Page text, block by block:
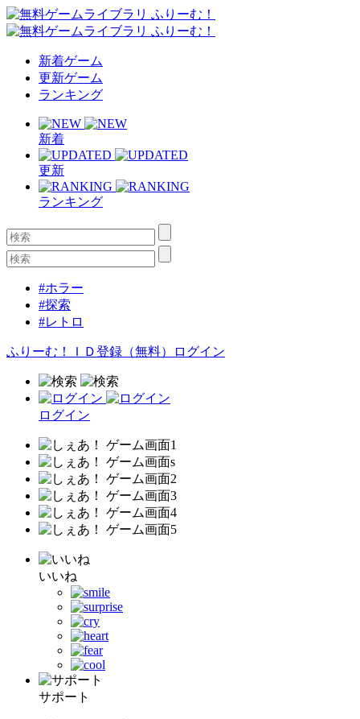
新着ゲーム
更新ゲーム
ランキング
新着
更新
ランキング
#ホラー
#探索
#レトロ
ふりーむ！ＩＤ登録（無料） ログイン
ログイン
いいね
サポート